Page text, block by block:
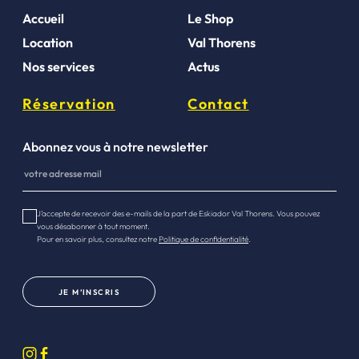
Accueil
Location
Nos services
Le Shop
Val Thorens
Actus
Réservation Contact
Abonnez vous à notre newsletter
JE M’INSCRIS
J’accepte de recevoir des e-mails de la part de Eskiador Val Thorens. Vous pouvez
vous désabonner à tout moment.
Pour en savoir plus, consultez notre Politique de confidentialité.